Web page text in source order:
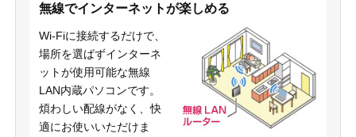
無線でインターネットが楽しめる
Wi-Fiに接続するだけで、
場所を選ばずインターネ
ットが使用可能な無線
LAN内蔵パソコンです。
煩わしい配線がなく、快
適にお使いいただけま